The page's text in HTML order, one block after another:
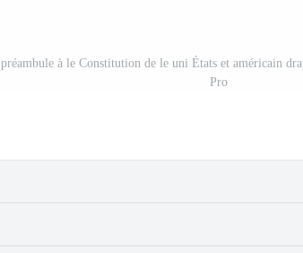
préambule à le Constitution de le uni États et américain
Pro